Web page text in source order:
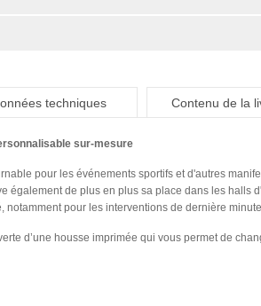
techniques Contenu de la
sur-mesure
pour les événements sportifs et d'autres
également de plus en plus sa place dans les halls
pour les interventions de dernière
d’une housse imprimée qui vous permet de